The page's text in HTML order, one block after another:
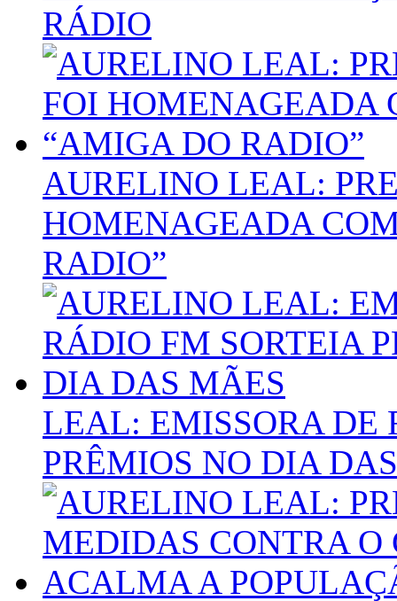
RÁDIO
AURELINO LEAL:
HOMENAGEADA
RADIO”
LEAL: EMISSORA DE
PRÊMIOS NO DIA